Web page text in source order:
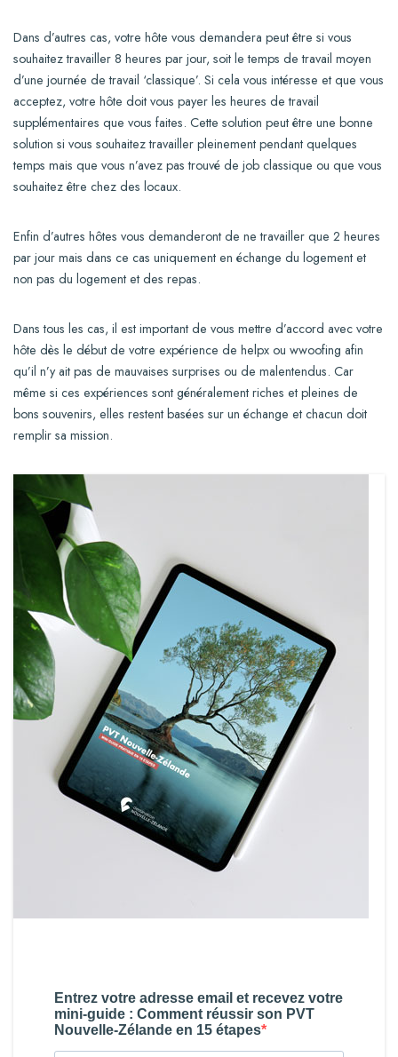
Dans d’autres cas, votre hôte vous demandera peut être si vous
souhaitez travailler 8 heures par jour, soit le temps de travail moyen
d’une journée de travail ‘classique’. Si cela vous intéresse et que vous
acceptez, votre hôte doit vous payer les heures de travail
supplémentaires que vous faites. Cette solution peut être une bonne
solution si vous souhaitez travailler pleinement pendant quelques
temps mais que vous n’avez pas trouvé de job classique ou que vous
souhaitez être chez des locaux.
Enfin d’autres hôtes vous demanderont de ne travailler que 2 heures
par jour mais dans ce cas uniquement en échange du logement et
non pas du logement et des repas.
Dans tous les cas, il est important de vous mettre d’accord avec votre
hôte dès le début de votre expérience de helpx ou wwoofing afin
qu’il n’y ait pas de mauvaises surprises ou de malentendus. Car
même si ces expériences sont généralement riches et pleines de
bons souvenirs, elles restent basées sur un échange et chacun doit
remplir sa mission.